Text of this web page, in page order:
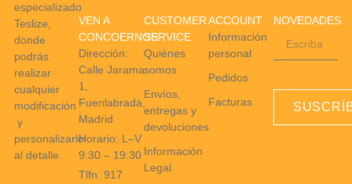
especializado
Teslize,
donde
podrás
realizar
cualquier
modificación
y
personalizarlo
al detalle.
VEN A
CONCOERNOS
Dirección:
Calle Jarama
1,
Fuenlabrada,
Madrid
Horario: L–V
9:30 – 19:30
Tlfn: 917
CUSTOMER
SERVICE
Quiénes
somos
Envíos,
entregas y
devoluciones
Información
Legal
ACCOUNT
Información
personal
Pedidos
Facturas
NOVEDADES